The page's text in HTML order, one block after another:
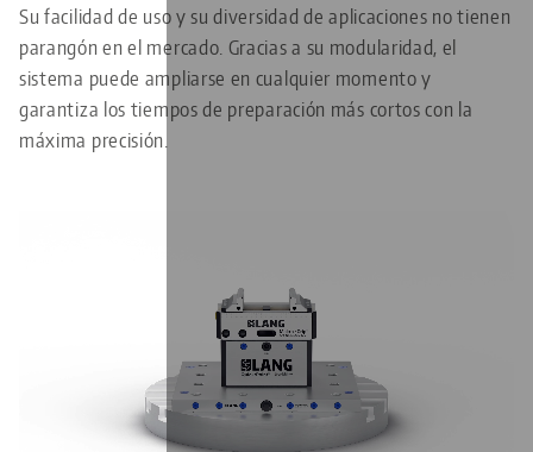
Su facilidad de uso y su diversidad de aplicaciones no tienen
parangón en el mercado. Gracias a su modularidad, el
sistema puede ampliarse en cualquier momento y
garantiza los tiempos de preparación más cortos con la
máxima precisión.